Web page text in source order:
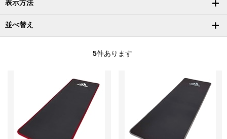
表示方法
並べ替え
5件あります